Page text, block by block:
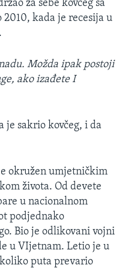
za sebe kovčeg sa
kada je recesija u
Možda ipak postoji
ako izađete I
je sakrio kovčeg, i da
okružen umjetničkim
života. Od devete
u nacionalnom
podjednako
Bio je odlikovani vojni
u VIjetnam. Letio je u
puta prevario